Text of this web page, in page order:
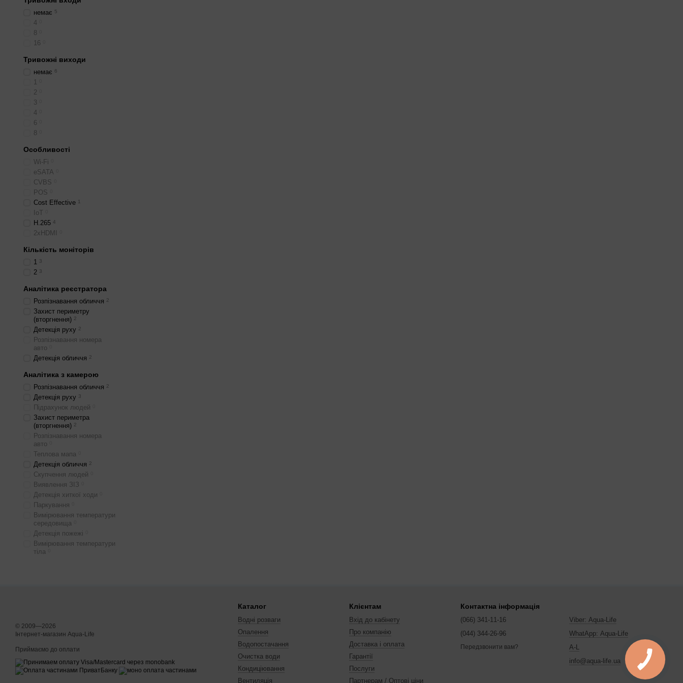
немає 5
4
8
16
Тривожні виходи
немає 6
1
2
3
4
6
8
Особливості
Wi-Fi
eSATA
CVBS
POS
Cost Effective 1
IoT
H.265 4
2хHDMI
Кількість моніторів
1 3
2 3
Аналітика реєстратора
Розпізнавання обличчя 2
Захист периметру
(вторгнення) 2
Детекція руху 2
Розпізнавання номера
авто
Детекція обличчя 2
Аналітика з камерою
Розпізнавання обличчя 2
Детекція руху 3
Підрахунок людей
Захист периметра
(вторгнення) 2
Розпізнавання номера
авто
Теплова мапа
Детекція обличчя 2
Скупчення людей
Виявлення ЗІЗ
Детекція хиткої ходи
Паркування
Вимірювання температури
середовища
Детекція пожежі
Вимірювання температури
тіла
© 2009—2026
Інтернет-магазин Aqua-Life
Приймаємо до оплати
Каталог
Водні розваги
Опалення
Водопостачання
Очистка води
Кондиціювання
Вентиляція
Клієнтам
Вхід до кабінету
Про компанію
Доставка і оплата
Гарантії
Послуги
Партнерам / Оптові ціни
Контактна інформація
(066) 341-11-16
(044) 344-26-96
Передзвонити вам?
Viber: Aqua-Life
WhatApp: Aqua-Life
A-L
info@aqua-life.ua